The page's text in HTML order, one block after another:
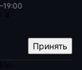
Принять